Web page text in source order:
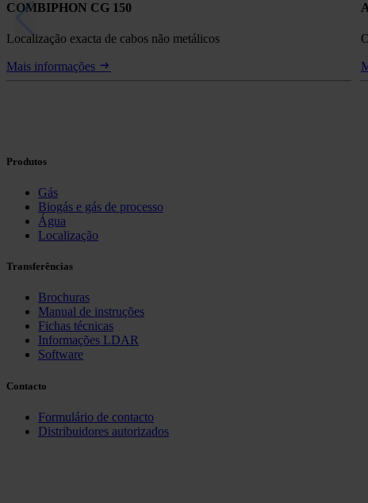
COMBIPHON CG 150
Localização exacta de cabos não metálicos
Mais informações
Produtos
Gás
Biogás e gás de processo
Água
Localização
Transferências
Brochuras
Manual de instruções
Fichas técnicas
Informações LDAR
Software
Contacto
Formulário de contacto
Distribuidores autorizados